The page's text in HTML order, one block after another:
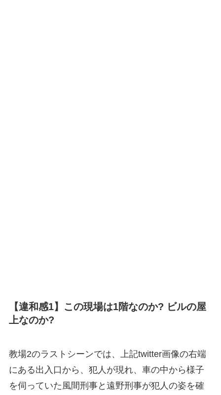
【違和感1】この現場は1階なのか? ビルの屋
上なのか?
教場2のラストシーンでは、上記twitter画像の右端
にある出入口から、犯人が現れ、車の中から様子
を伺っていた風間刑事と遠野刑事が犯人の姿を確